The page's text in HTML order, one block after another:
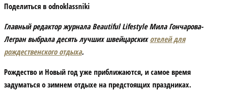
Поделиться в odnoklassniki
Главный редактор журнала Beautiful Lifestyle Мила Гончарова-
Легран выбрала десять лучших швейцарских отелей для
рождественского отдыха.
Рождество и Новый год уже приближаются, и самое время
задуматься о зимнем отдыхе на предстоящих праздниках.